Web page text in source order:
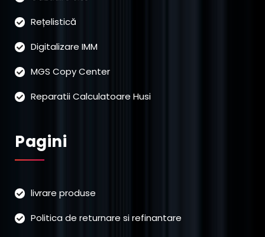
Rețelistică
Digitalizare IMM
MGS Copy Center
Reparatii Calculatoare Husi
Pagini
livrare produse
Politica de returnare si refinantare